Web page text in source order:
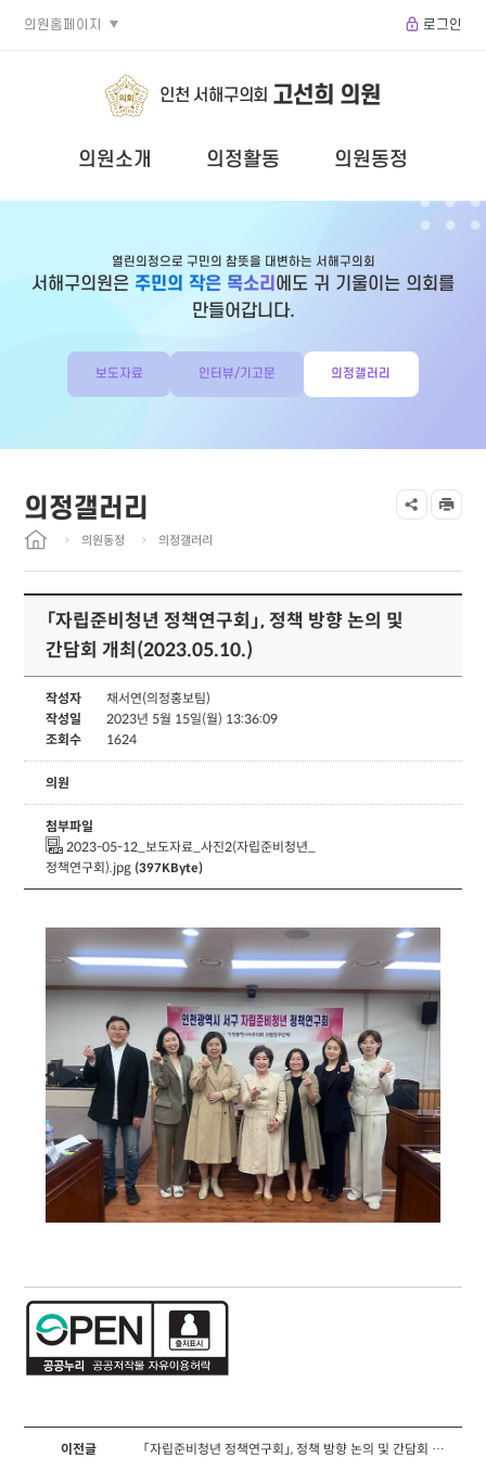
의원홈페이지 로그인
인천 서해구의회 고선희 의원
의원소개 의정활동 의원동정
열린의정으로 구민의 참뜻을 대변하는 서해구의회
서해구의원은 주민의 작은 목소리 에도 귀 기울이는 의회를
만들어갑니다.
보도자료 인터뷰/기고문 의정갤러리
의정갤러리
의원동정 의정갤러리
「자립준비청년 정책연구회」, 정책 방향 논의 및
간담회 개최(2023.05.10.)
작성자
채서연(의정홍보팀)
작성일
2023년 5월 15일(월) 13:36:09
조회수
1624
의원
첨부파일
2023-05-12_보도자료_사진2(자립준비청년_
정책연구회).jpg (397KByte)
이전글 「자립준비청년 정책연구회」, 정책 방향 논의 및 간담회 개최(2023.05.12.)